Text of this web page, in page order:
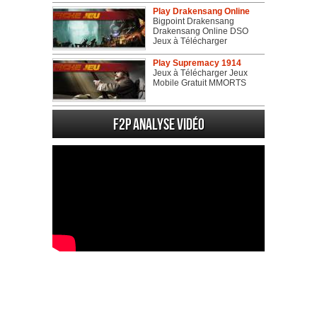
Play Drakensang Online
Bigpoint Drakensang
Drakensang Online DSO
Jeux à Télécharger
Play Supremacy 1914
Jeux à Télécharger Jeux
Mobile Gratuit MMORTS
F2P Analyse vidéo